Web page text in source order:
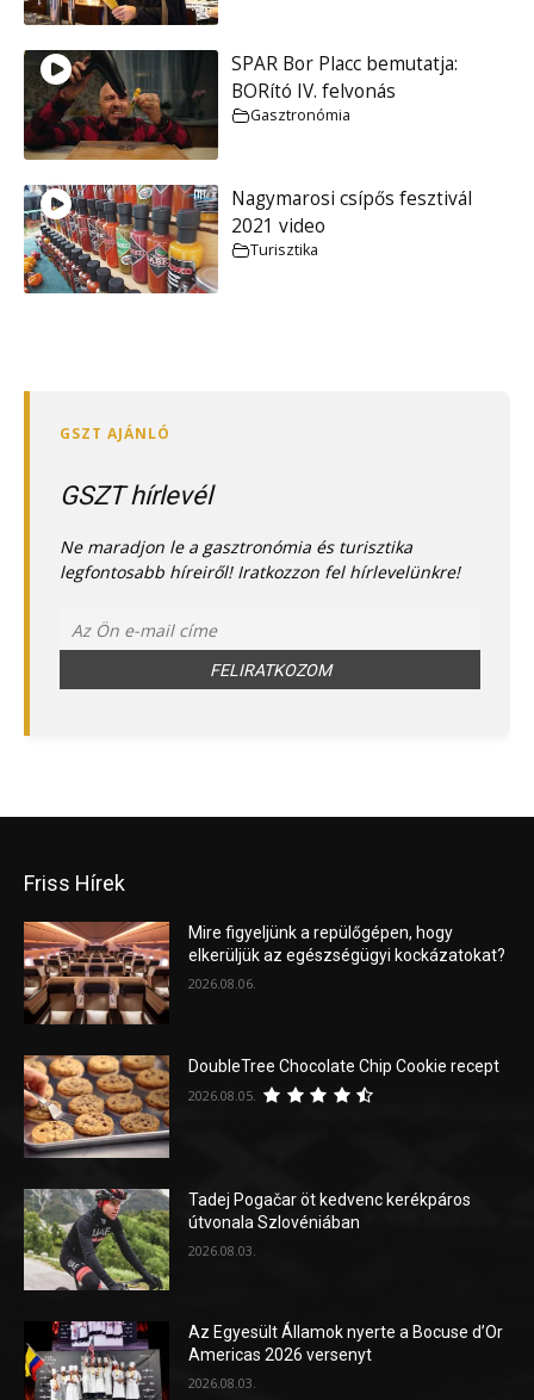
SPAR Bor Placc bemutatja:
BORító IV. felvonás
Gasztronómia
Nagymarosi csípős fesztivál
2021 video
Turisztika
GSZT hírlevél
Ne maradjon le a gasztronómia és turisztika
legfontosabb híreiről! Iratkozzon fel hírlevelünkre!
Friss Hírek
Mire figyeljünk a repülőgépen, hogy
elkerüljük az egészségügyi kockázatokat?
2026.08.06.
DoubleTree Chocolate Chip Cookie recept
2026.08.05.
Tadej Pogačar öt kedvenc kerékpáros
útvonala Szlovéniában
2026.08.03.
Az Egyesült Államok nyerte a Bocuse d’Or
Americas 2026 versenyt
2026.08.03.